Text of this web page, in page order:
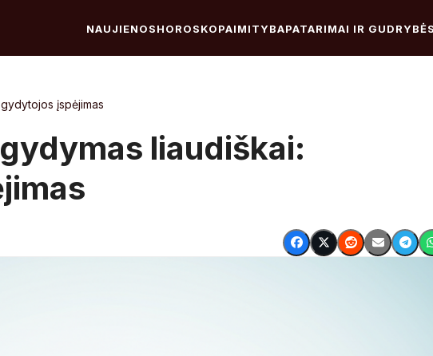
NAUJIENOSHOROSKOPAIMITYBAPATARIMAI IR
įspėjimas
liaudiškai: